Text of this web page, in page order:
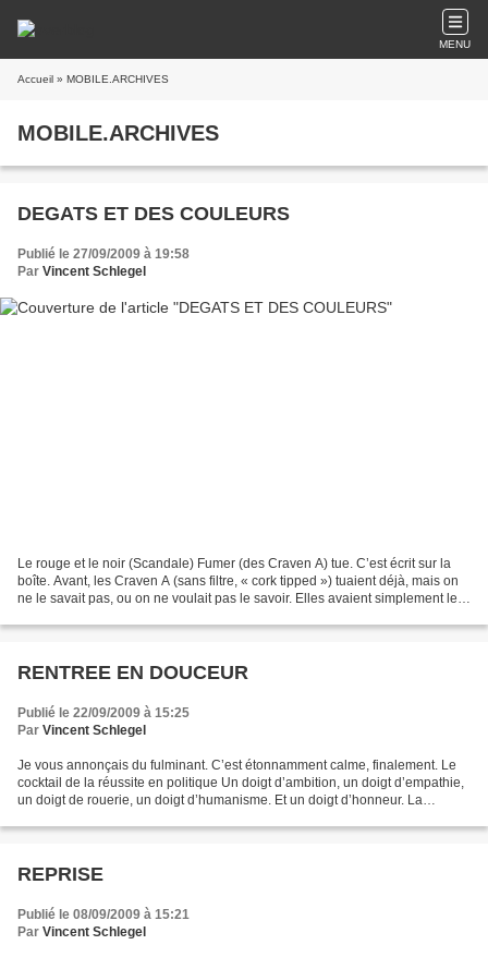
MENU
Accueil » MOBILE.ARCHIVES
MOBILE.ARCHIVES
DEGATS ET DES COULEURS
Publié le 27/09/2009 à 19:58
Par Vincent Schlegel
Le rouge et le noir (Scandale) Fumer (des Craven A) tue. C’est écrit sur la
boîte. Avant, les Craven A (sans filtre, « cork tipped ») tuaient déjà, mais on
ne le savait pas, ou on ne voulait pas le savoir. Elles avaient simplement le
RENTREE EN DOUCEUR
Publié le 22/09/2009 à 15:25
Par Vincent Schlegel
Je vous annonçais du fulminant. C’est étonnamment calme, finalement. Le
cocktail de la réussite en politique Un doigt d’ambition, un doigt d’empathie,
un doigt de rouerie, un doigt d’humanisme. Et un doigt d’honneur. La
REPRISE
Publié le 08/09/2009 à 15:21
Par Vincent Schlegel